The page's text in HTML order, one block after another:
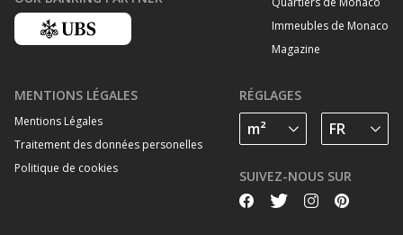
Immeubles de Monaco
Magazine
MENTIONS LÉGALES
Mentions Légales
Traitement des données personelles
Politique de cookies
RÉGLAGES
SUIVEZ-NOUS SUR